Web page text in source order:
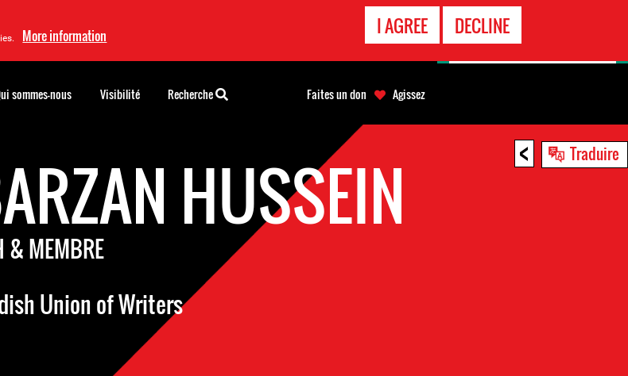
More information I AGREE DECLINE
< Traduire
HUSSEIN
& MEMBRE
Union of Writers
sommes-nous Visibilité Recherche Faites un don Agissez
D'URGENCE